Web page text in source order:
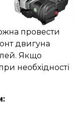
провести
двигуна
Якщо
необхідності